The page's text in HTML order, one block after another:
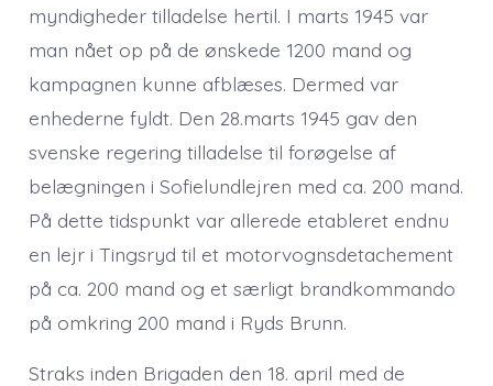
myndigheder tilladelse hertil. I marts 1945 var
man nået op på de ønskede 1200 mand og
kampagnen kunne afblæses. Dermed var
enhederne fyldt. Den 28.marts 1945 gav den
svenske regering tilladelse til forøgelse af
belægningen i Sofielundlejren med ca. 200 mand.
På dette tidspunkt var allerede etableret endnu
en lejr i Tingsryd til et motorvognsdetachement
på ca. 200 mand og et særligt brandkommando
på omkring 200 mand i Ryds Brunn.
Straks inden Brigaden den 18. april med de